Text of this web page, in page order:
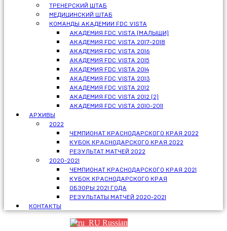
ТРЕНЕРСКИЙ ШТАБ
МЕДИЦИНСКИЙ ШТАБ
КОМАНДЫ АКАДЕМИИ FDC VISTA
АКАДЕМИЯ FDC VISTA (МАЛЫШИ)
АКАДЕМИЯ FDC VISTA 2017-2018
АКАДЕМИЯ FDC VISTA 2016
АКАДЕМИЯ FDC VISTA 2015
АКАДЕМИЯ FDC VISTA 2014
АКАДЕМИЯ FDC VISTA 2013
АКАДЕМИЯ FDC VISTA 2012
АКАДЕМИЯ FDC VISTA 2012 (2)
АКАДЕМИЯ FDC VISTA 2010-2011
АРХИВЫ
2022
ЧЕМПИОНАТ КРАСНОДАРСКОГО КРАЯ 2022
КУБОК КРАСНОДАРСКОГО КРАЯ 2022
РЕЗУЛЬТАТ МАТЧЕЙ 2022
2020-2021
ЧЕМПИОНАТ КРАСНОДАРСКОГО КРАЯ 2021
КУБОК КРАСНОДАРСКОГО КРАЯ
ОБЗОРЫ 2021 ГОДА
РЕЗУЛЬТАТЫ МАТЧЕЙ 2020-2021
КОНТАКТЫ
Russian